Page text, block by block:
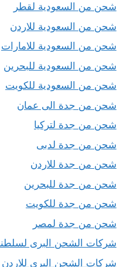
شحن من السعودية لقطر
شحن من السعودية للاردن
شحن من السعودية للامارات
شحن من السعودية للبحرين
شحن من السعودية للكويت
شحن من جدة الى عمان
شحن من جدة لتركيا
شحن من جدة لدبى
شحن من جدة للاردن
شحن من جدة للبحرين
شحن من جدة للكويت
شحن من جدة لمصر
شركات الشحن البرى
شركات الشحن البرى للاردن